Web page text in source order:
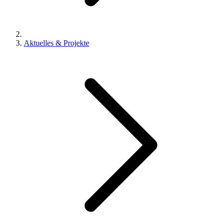
Aktuelles & Projekte